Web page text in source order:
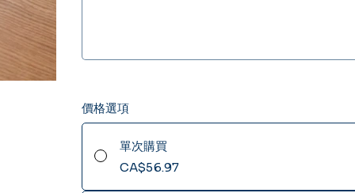
價格選項
單次購買
CA$56.97